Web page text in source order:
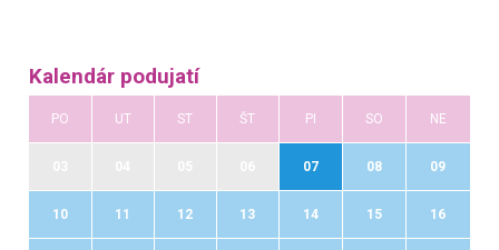
Kalendár podujatí
PO UT ST ŠT PI SO NE
07 08 09
10 11 12 13 14 15 16